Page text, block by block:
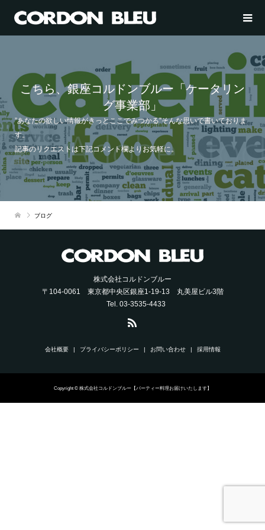
こちら、銀座コルドンブルー「ケータリン
グ事業部」
”あなたの欲しい情報がきっとここでみつかる”そんな思いで書いておりま
す。
記事のリクエストは下記コメント欄よりお気軽に。
ブログ
株式会社コルドンブルー
〒104-0061 東京都中央区銀座1-19-13 丸美屋ビル3階
Tel. 03-3535-4433
会社概要 プライバシーポリシー お問い合わせ 採用情報
Copyright © 株式会社コルドンブルー【パーティー料理お届けいたします】
Wedding